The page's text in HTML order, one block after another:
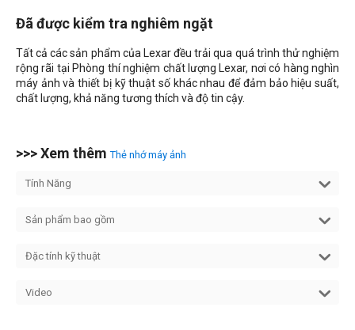
Đã được kiểm tra nghiêm ngặt
Tất cả các sản phẩm của Lexar đều trải qua quá trình thử nghiệm
rộng rãi tại Phòng thí nghiệm chất lượng Lexar, nơi có hàng nghìn
máy ảnh và thiết bị kỹ thuật số khác nhau để đảm bảo hiệu suất,
chất lượng, khả năng tương thích và độ tin cậy.
>>> Xem thêmThẻ nhớ máy ảnh
Tính Năng
Sản phẩm bao gồm
Đặc tính kỹ thuật
Video